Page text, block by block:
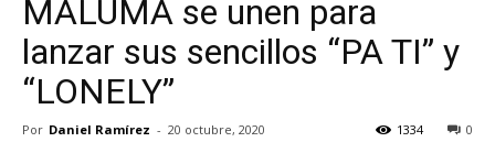
MALUMA se unen para
lanzar sus sencillos “PA TI” y
“LONELY”
Por Daniel Ramírez - 20 octubre, 2020 0
1334